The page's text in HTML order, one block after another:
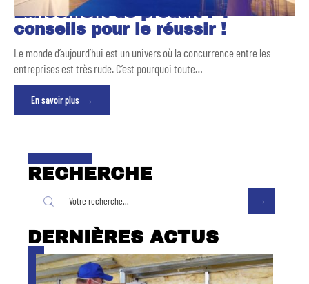
Lancement de produit : 4
conseils pour le réussir !
Le monde d’aujourd’hui est un univers où la concurrence entre les
entreprises est très rude. C’est pourquoi toute…
En savoir plus
RECHERCHE
DERNIÈRES ACTUS